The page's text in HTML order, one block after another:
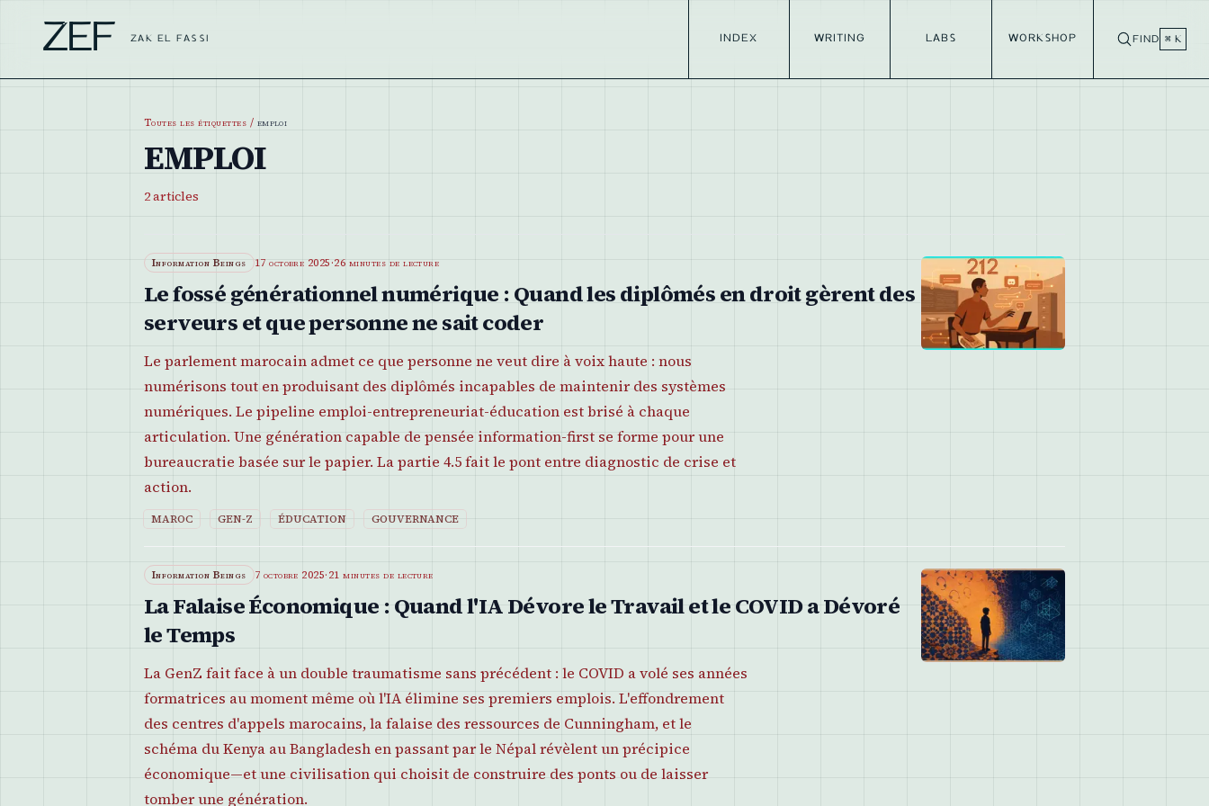
ZEF ZAK EL FASSI INDEX WRITING LABS WORKSHOP FIND ⌘ K
Toutes les étiquettes / emploi
EMPLOI
2articles
Information Beings 17 octobre 2025·26 minutes de lecture
Le fossé générationnel numérique : Quand les diplômés en droit gèrent des
serveurs et que personne ne sait coder
Le parlement marocain admet ce que personne ne veut dire à voix haute : nous
numérisons tout en produisant des diplômés incapables de maintenir des systèmes
numériques. Le pipeline emploi-entrepreneuriat-éducation est brisé à chaque
articulation. Une génération capable de pensée information-first se forme pour une
bureaucratie basée sur le papier. La partie 4.5 fait le pont entre diagnostic de crise et
action.
MAROC GEN-Z ÉDUCATION GOUVERNANCE
Information Beings 7 octobre 2025·21 minutes de lecture
La Falaise Économique : Quand l'IA Dévore le Travail et le COVID a Dévoré
le Temps
La GenZ fait face à un double traumatisme sans précédent : le COVID a volé ses années
formatrices au moment même où l'IA élimine ses premiers emplois. L'effondrement
des centres d'appels marocains, la falaise des ressources de Cunningham, et le
schéma du Kenya au Bangladesh en passant par le Népal révèlent un précipice
économique—et une civilisation qui choisit de construire des ponts ou de laisser
tomber une génération.